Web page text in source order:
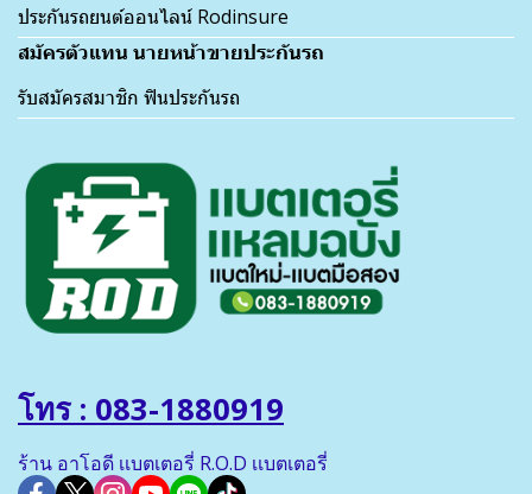
ประกันรถยนต์ออนไลน์ Rodinsure
สมัครตัวแทน นายหน้าขายประกันรถ
รับสมัครสมาชิก ฟินประกันรถ
โทร : 083-1880919
ร้าน อาโอดี เเบตเตอรี่ R.O.D เเบตเตอรี่